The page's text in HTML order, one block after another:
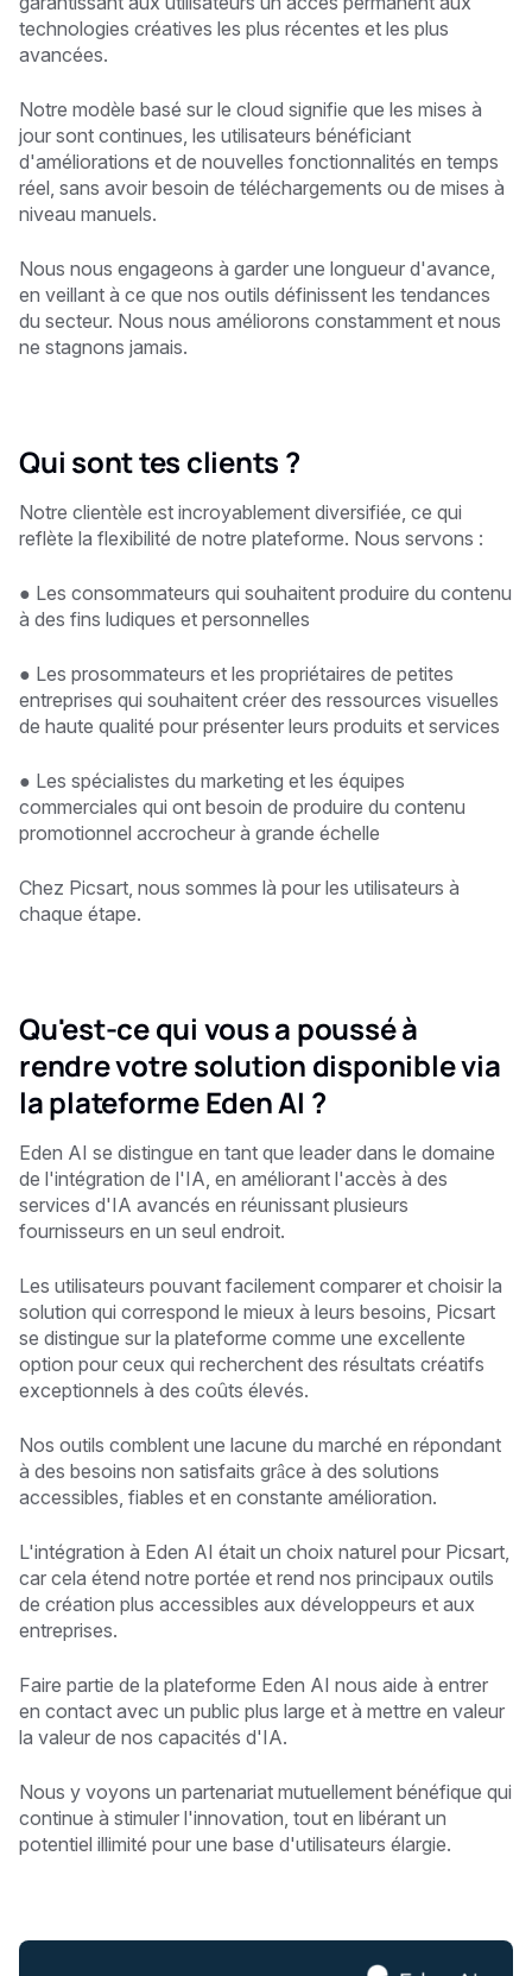
technologies créatives les plus récentes et les plus
avancées.
Notre modèle basé sur le cloud signifie que les mises à
jour sont continues, les utilisateurs bénéficiant
d'améliorations et de nouvelles fonctionnalités en temps
réel, sans avoir besoin de téléchargements ou de mises à
niveau manuels.
Nous nous engageons à garder une longueur d'avance,
en veillant à ce que nos outils définissent les tendances
du secteur. Nous nous améliorons constamment et nous
ne stagnons jamais.
Qui sont tes clients ?
Notre clientèle est incroyablement diversifiée, ce qui
reflète la flexibilité de notre plateforme. Nous servons :
● Les consommateurs qui souhaitent produire du contenu
à des fins ludiques et personnelles
● Les prosommateurs et les propriétaires de petites
entreprises qui souhaitent créer des ressources visuelles
de haute qualité pour présenter leurs produits et services
● Les spécialistes du marketing et les équipes
commerciales qui ont besoin de produire du contenu
promotionnel accrocheur à grande échelle
Chez Picsart, nous sommes là pour les utilisateurs à
chaque étape.
Qu'est-ce qui vous a poussé à
rendre votre solution disponible via
la plateforme Eden AI ?
Eden AI se distingue en tant que leader dans le domaine
de l'intégration de l'IA, en améliorant l'accès à des
services d'IA avancés en réunissant plusieurs
fournisseurs en un seul endroit.
Les utilisateurs pouvant facilement comparer et choisir la
solution qui correspond le mieux à leurs besoins, Picsart
se distingue sur la plateforme comme une excellente
option pour ceux qui recherchent des résultats créatifs
exceptionnels à des coûts élevés.
Nos outils comblent une lacune du marché en répondant
à des besoins non satisfaits grâce à des solutions
accessibles, fiables et en constante amélioration.
L'intégration à Eden AI était un choix naturel pour Picsart,
car cela étend notre portée et rend nos principaux outils
de création plus accessibles aux développeurs et aux
entreprises.
Faire partie de la plateforme Eden AI nous aide à entrer
en contact avec un public plus large et à mettre en valeur
la valeur de nos capacités d'IA.
Nous y voyons un partenariat mutuellement bénéfique qui
continue à stimuler l'innovation, tout en libérant un
potentiel illimité pour une base d'utilisateurs élargie.